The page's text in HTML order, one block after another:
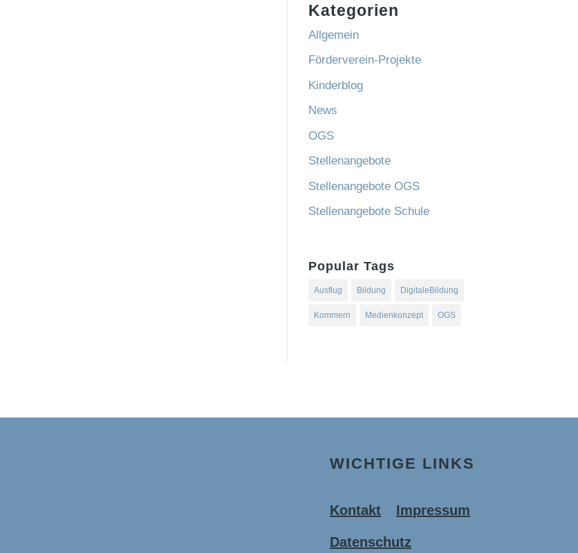
Kategorien
Allgemein
Förderverein-Projekte
Kinderblog
News
OGS
Stellenangebote
Stellenangebote OGS
Stellenangebote Schule
Popular Tags
Ausflug Bildung DigitaleBildung
Kommern Medienkonzept OGS
WICHTIGE LINKS
Kontakt Impressum
Datenschutz